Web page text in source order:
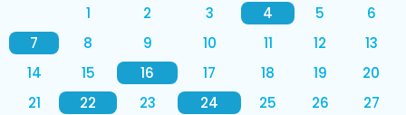
1 2 3 4 5
6
7
8 9 10 11 12
13
14
15 16 17 18 19
20
21
22 23 24 25 26
27